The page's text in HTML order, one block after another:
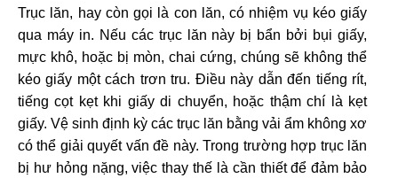
Trục lăn, hay còn gọi là con lăn, có nhiệm vụ kéo giấy
qua máy in. Nếu các trục lăn này bị bẩn bởi bụi giấy,
mực khô, hoặc bị mòn, chai cứng, chúng sẽ không thể
kéo giấy một cách trơn tru. Điều này dẫn đến tiếng rít,
tiếng cọt kẹt khi giấy di chuyển, hoặc thậm chí là kẹt
giấy. Vệ sinh định kỳ các trục lăn bằng vải ẩm không xơ
có thể giải quyết vấn đề này. Trong trường hợp trục lăn
bị hư hỏng nặng, việc thay thế là cần thiết để đảm bảo